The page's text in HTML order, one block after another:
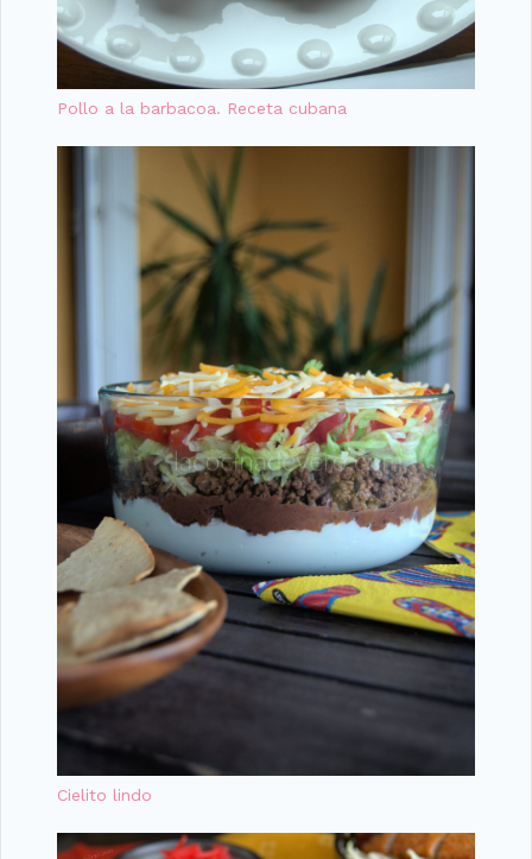
Pollo a la barbacoa. Receta cubana
Cielito lindo